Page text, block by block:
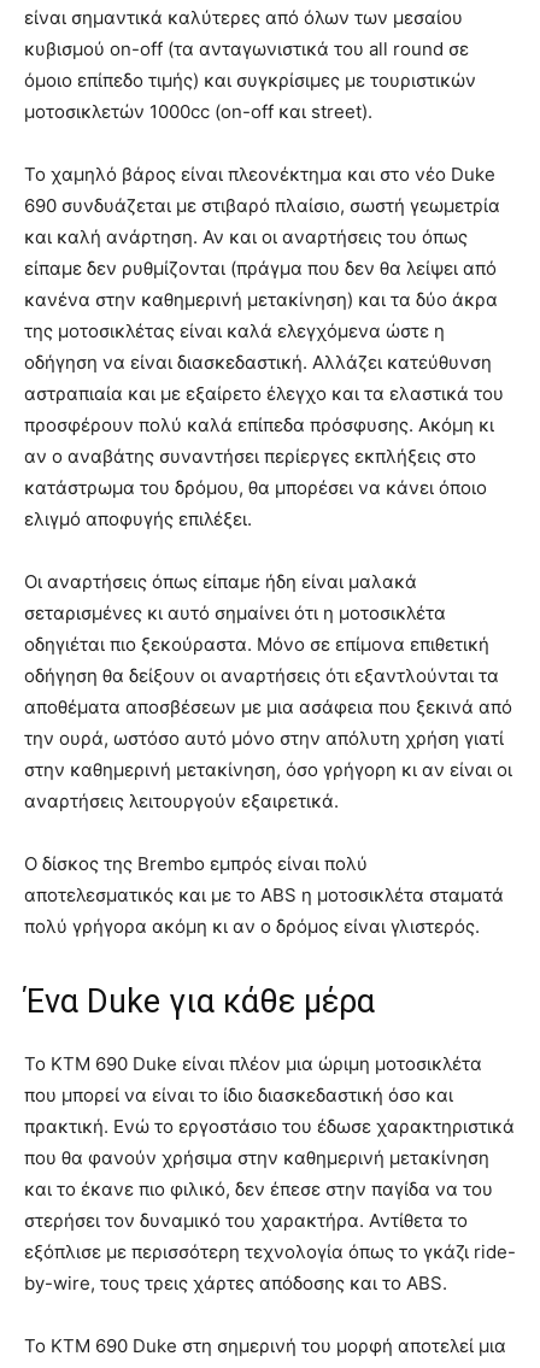
είναι σημαντικά καλύτερες από όλων των μεσαίου
κυβισμού on-off (τα ανταγωνιστικά του all round σε
όμοιο επίπεδο τιμής) και συγκρίσιμες με τουριστικών
μοτοσικλετών 1000cc (on-off και street).
Το χαμηλό βάρος είναι πλεονέκτημα και στο νέο Duke
690 συνδυάζεται με στιβαρό πλαίσιο, σωστή γεωμετρία
και καλή ανάρτηση. Αν και οι αναρτήσεις του όπως
είπαμε δεν ρυθμίζονται (πράγμα που δεν θα λείψει από
κανένα στην καθημερινή μετακίνηση) και τα δύο άκρα
της μοτοσικλέτας είναι καλά ελεγχόμενα ώστε η
οδήγηση να είναι διασκεδαστική. Αλλάζει κατεύθυνση
αστραπιαία και με εξαίρετο έλεγχο και τα ελαστικά του
προσφέρουν πολύ καλά επίπεδα πρόσφυσης. Ακόμη κι
αν ο αναβάτης συναντήσει περίεργες εκπλήξεις στο
κατάστρωμα του δρόμου, θα μπορέσει να κάνει όποιο
ελιγμό αποφυγής επιλέξει.
Οι αναρτήσεις όπως είπαμε ήδη είναι μαλακά
σεταρισμένες κι αυτό σημαίνει ότι η μοτοσικλέτα
οδηγιέται πιο ξεκούραστα. Μόνο σε επίμονα επιθετική
οδήγηση θα δείξουν οι αναρτήσεις ότι εξαντλούνται τα
αποθέματα αποσβέσεων με μια ασάφεια που ξεκινά από
την ουρά, ωστόσο αυτό μόνο στην απόλυτη χρήση γιατί
στην καθημερινή μετακίνηση, όσο γρήγορη κι αν είναι οι
αναρτήσεις λειτουργούν εξαιρετικά.
Ο δίσκος της Brembo εμπρός είναι πολύ
αποτελεσματικός και με το ABS η μοτοσικλέτα σταματά
πολύ γρήγορα ακόμη κι αν ο δρόμος είναι γλιστερός.
Ένα Duke για κάθε μέρα
Το ΚΤΜ 690 Duke είναι πλέον μια ώριμη μοτοσικλέτα
που μπορεί να είναι το ίδιο διασκεδαστική όσο και
πρακτική. Ενώ το εργοστάσιο του έδωσε χαρακτηριστικά
που θα φανούν χρήσιμα στην καθημερινή μετακίνηση
και το έκανε πιο φιλικό, δεν έπεσε στην παγίδα να του
στερήσει τον δυναμικό του χαρακτήρα. Αντίθετα το
εξόπλισε με περισσότερη τεχνολογία όπως το γκάζι ride-
by-wire, τους τρεις χάρτες απόδοσης και το ΑΒS.
To ΚΤΜ 690 Duke στη σημερινή του μορφή αποτελεί μια